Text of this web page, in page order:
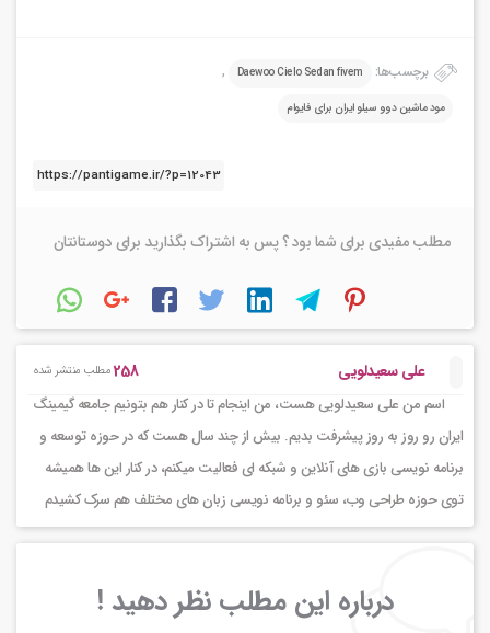
برچسب‌ها: Daewoo Cielo Sedan fivem
,
مود ماشین دوو سیلو ایران برای فایوام
مطلب مفیدی برای شما بود ؟ پس به اشتراک بگذارید برای دوستانتان
علی سعیدلویی 258مطلب منتشر شده
اسم من علی سعیدلویی هست، من اینجام تا در کنار هم بتونیم جامعه گیمینگ
ایران رو روز به روز پیشرفت بدیم. بیش از چند سال هست که در حوزه توسعه و
برنامه نویسی بازی های آنلاین و شبکه ای فعالیت میکنم، در کنار این ها همیشه
توی حوزه طراحی وب، سئو و برنامه نویسی زبان های مختلف هم سرک کشیدم
درباره این مطلب نظر دهید !